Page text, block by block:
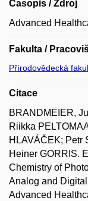
Časopis / Zdroj
Advanced
Fakulta /
Přírodovědecká
Citace
BRANDMEIER,
Riikka
HLAVÁČEK; Petr
Heiner GORRIS.
Chemistry of
Analog and
Advanced